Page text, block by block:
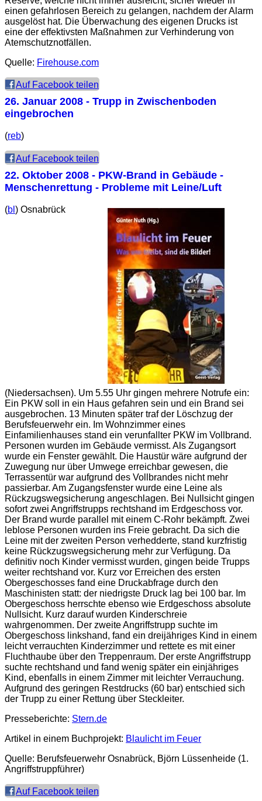
einen gefahrlosen Bereich zu gelangen, nachdem der Alarm
ausgelöst hat. Die Überwachung des eigenen Drucks ist
eine der effektivsten Maßnahmen zur Verhinderung von
Atemschutznotfällen.
Quelle: Firehouse.com
Auf Facebook teilen
26. Januar 2008 - Trupp in Zwischenboden
eingebrochen
(reb)
Auf Facebook teilen
22. Oktober 2008 - PKW-Brand in Gebäude -
Menschenrettung - Probleme mit Leine/Luft
(bl ) Osnabrück
(Niedersachsen). Um 5.55 Uhr gingen mehrere Notrufe ein:
Ein PKW soll in ein Haus gefahren sein und ein Brand sei
ausgebrochen. 13 Minuten später traf der Löschzug der
Berufsfeuerwehr ein. Im Wohnzimmer eines
Einfamilienhauses stand ein verunfallter PKW im Vollbrand.
Personen wurden im Gebäude vermisst. Als Zugangsort
wurde ein Fenster gewählt. Die Haustür wäre aufgrund der
Zuwegung nur über Umwege erreichbar gewesen, die
Terrassentür war aufgrund des Vollbrandes nicht mehr
passierbar. Am Zugangsfenster wurde eine Leine als
Rückzugswegsicherung angeschlagen. Bei Nullsicht gingen
sofort zwei Angriffstrupps rechtshand im Erdgeschoss vor.
Der Brand wurde parallel mit einem C-Rohr bekämpft. Zwei
leblose Personen wurden ins Freie gebracht. Da sich die
Leine mit der zweiten Person verhedderte, stand kurzfristig
keine Rückzugswegsicherung mehr zur Verfügung. Da
definitiv noch Kinder vermisst wurden, gingen beide Trupps
weiter rechtshand vor. Kurz vor Erreichen des ersten
Obergeschosses fand eine Druckabfrage durch den
Maschinisten statt: der niedrigste Druck lag bei 100 bar. Im
Obergeschoss herrschte ebenso wie Erdgeschoss absolute
Nullsicht. Kurz darauf wurden Kinderschreie
wahrgenommen. Der zweite Angriffstrupp suchte im
Obergeschoss linkshand, fand ein dreijähriges Kind in einem
leicht verrauchten Kinderzimmer und rettete es mit einer
Fluchthaube über den Treppenraum. Der erste Angriffstrupp
suchte rechtshand und fand wenig später ein einjähriges
Kind, ebenfalls in einem Zimmer mit leichter Verrauchung.
Aufgrund des geringen Restdrucks (60 bar) entschied sich
der Trupp zu einer Rettung über Steckleiter.
Presseberichte: Stern.de
Artikel in einem Buchprojekt: Blaulicht im Feuer
Quelle: Berufsfeuerwehr Osnabrück, Björn Lüssenheide (1.
Angriffstruppführer)
Auf Facebook teilen